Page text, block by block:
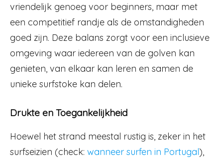
vriendelijk genoeg voor beginners, maar met
een competitief randje als de omstandigheden
goed zijn. Deze balans zorgt voor een inclusieve
omgeving waar iedereen van de golven kan
genieten, van elkaar kan leren en samen de
unieke surfstoke kan delen.
Drukte en Toegankelijkheid
Hoewel het strand meestal rustig is, zeker in het
surfseizien (check: wanneer surfen in Portugal),